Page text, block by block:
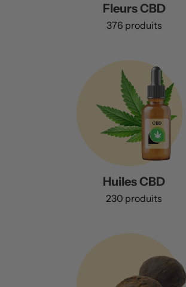
Fleurs CBD
376 produits
Huiles CBD
230 produits